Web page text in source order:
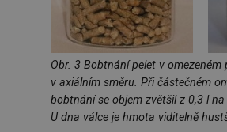
Obr. 3 Bobtnání pelet v
v axiálním směru. Při částečném
bobtnání se objem zvětšil z 0,3 l
U dna válce je hmota viditelně